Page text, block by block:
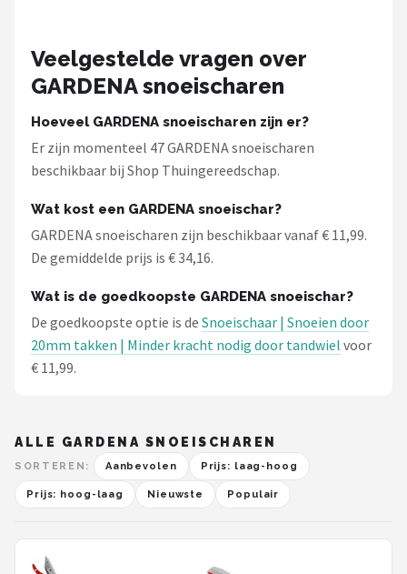
Veelgestelde vragen over
GARDENA snoeischaren
Hoeveel GARDENA snoeischaren zijn er?
Er zijn momenteel 47 GARDENA snoeischaren
beschikbaar bij Shop Thuingereedschap.
Wat kost een GARDENA snoeischar?
GARDENA snoeischaren zijn beschikbaar vanaf € 11,99.
De gemiddelde prijs is € 34,16.
Wat is de goedkoopste GARDENA snoeischar?
De goedkoopste optie is de Snoeischaar | Snoeien door
20mm takken | Minder kracht nodig door tandwiel voor
€ 11,99.
ALLE GARDENA SNOEISCHAREN
SORTEREN: Aanbevolen Prijs: laag-hoog
Prijs: hoog-laag Nieuwste Populair